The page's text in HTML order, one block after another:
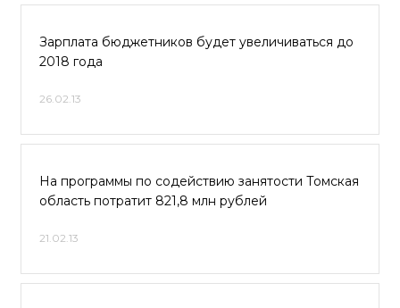
Зарплата бюджетников будет увеличиваться до
2018 года
26.02.13
На программы по содействию занятости Томская
область потратит 821,8 млн рублей
21.02.13